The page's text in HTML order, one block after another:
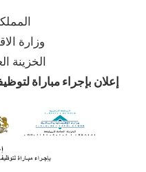
وزارة
الخزينة
إعلان بإجراء مباراة